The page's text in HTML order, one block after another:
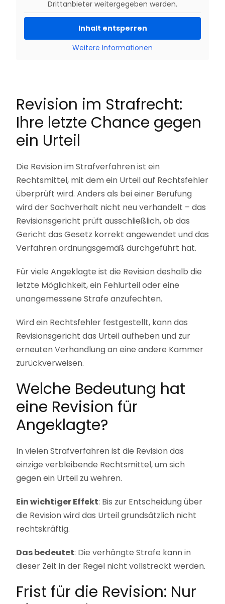
Drittanbieter weitergegeben werden.
Inhalt entsperren
Weitere Informationen
Revision im Strafrecht:
Ihre letzte Chance gegen
ein Urteil
Die Revision im Strafverfahren ist ein
Rechtsmittel, mit dem ein Urteil auf Rechtsfehler
überprüft wird. Anders als bei einer Berufung
wird der Sachverhalt nicht neu verhandelt – das
Revisionsgericht prüft ausschließlich, ob das
Gericht das Gesetz korrekt angewendet und das
Verfahren ordnungsgemäß durchgeführt hat.
Für viele Angeklagte ist die Revision deshalb die
letzte Möglichkeit, ein Fehlurteil oder eine
unangemessene Strafe anzufechten.
Wird ein Rechtsfehler festgestellt, kann das
Revisionsgericht das Urteil aufheben und zur
erneuten Verhandlung an eine andere Kammer
zurückverweisen.
Welche Bedeutung hat
eine Revision für
Angeklagte?
In vielen Strafverfahren ist die Revision das
einzige verbleibende Rechtsmittel, um sich
gegen ein Urteil zu wehren.
Ein wichtiger Effekt: Bis zur Entscheidung über
die Revision wird das Urteil grundsätzlich nicht
rechtskräftig.
Das bedeutet: Die verhängte Strafe kann in
dieser Zeit in der Regel nicht vollstreckt werden.
Frist für die Revision: Nur